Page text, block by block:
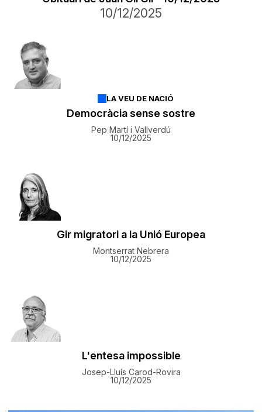
10/12/2025
LA VEU DE NACIÓ
Democràcia sense sostre
Pep Martí i Vallverdú
10/12/2025
Gir migratori a la Unió Europea
Montserrat Nebrera
10/12/2025
L'entesa impossible
Josep-Lluís Carod-Rovira
10/12/2025